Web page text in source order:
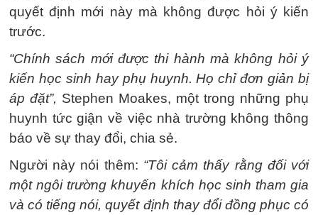
quyết định mới này mà không được hỏi ý kiến
trước.
“Chính sách mới được thi hành mà không hỏi ý
kiến học sinh hay phụ huynh. Họ chỉ đơn giản bị
áp đặt”, Stephen Moakes, một trong những phụ
huynh tức giận về việc nhà trường không thông
báo về sự thay đổi, chia sẻ.
Người này nói thêm: “Tôi cảm thấy rằng đối với
một ngôi trường khuyến khích học sinh tham gia
và có tiếng nói, quyết định thay đổi đồng phục có